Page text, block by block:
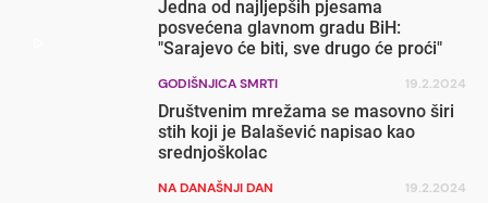
Jedna od najljepših pjesama
posvećena glavnom gradu BiH:
"Sarajevo će biti, sve drugo će proći"
GODIŠNJICA SMRTI 19.2.2024
Društvenim mrežama se masovno širi
stih koji je Balašević napisao kao
srednjoškolac
NA DANAŠNJI DAN 19.2.2024